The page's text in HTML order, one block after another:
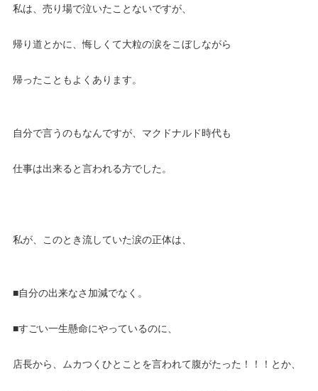
私は、売り場で泣いたことないですが、
帰り道とかに、悔しくて大粒の涙をこぼしながら
帰ったこともよくあります。
自分で言うのもなんですが、マクドナルド時代も
仕事は出来ると言われる方でした。
私が、このとき流していた涙の正体は、
■自分の出来なさ加減でなく。
■すごい一生懸命にやっているのに、
店長から、ムカつくひとことを言われて腹がたった！！！とか、